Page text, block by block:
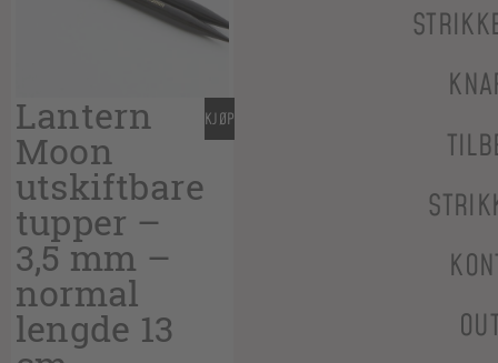
Lantern
Moon
utskiftbare
tupper –
3,5 mm –
normal
lengde 13
KJØP